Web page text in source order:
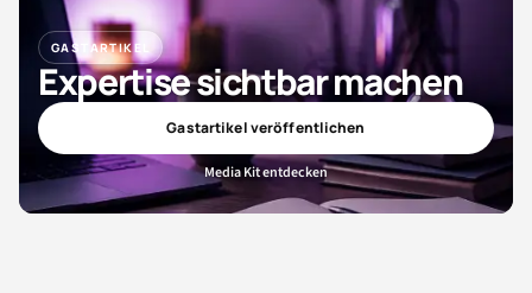
GASTARTIKEL
Expertise sichtbar machen
Gastartikel veröffentlichen
Media Kit entdecken